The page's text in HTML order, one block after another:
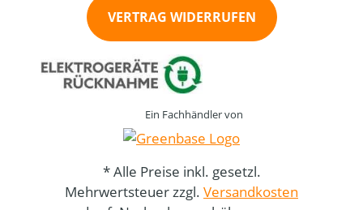
VERTRAG WIDERRUFEN
Ein Fachhändler von
* Alle Preise inkl. gesetzl.
Mehrwertsteuer zzgl. Versandkosten